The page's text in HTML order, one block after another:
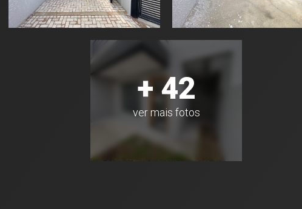
+ 42
ver mais fotos